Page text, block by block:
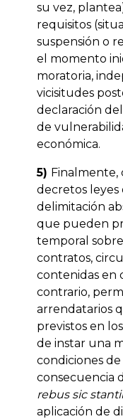
su vez,
requisitos
suspensión o
el momento
moratoria,
vicisitudes
declaración
de
económica.
5) Finalmente,
decretos leyes
delimitación
que pueden
temporal
contratos,
contenidas en
contrario,
arrendatarios
previstos en
de instar una
condiciones
consecuencia
rebus sic
aplicación de